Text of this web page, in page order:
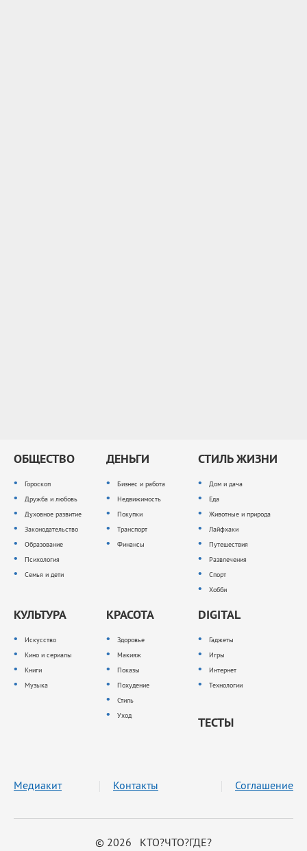
ОБЩЕСТВО
Гороскоп
Дружба и любовь
Духовное развитие
Законодательство
Образование
Психология
Семья и дети
ДЕНЬГИ
Бизнес и работа
Недвижимость
Покупки
Транспорт
Финансы
СТИЛЬ ЖИЗНИ
Дом и дача
Еда
Животные и природа
Лайфхаки
Путешествия
Развлечения
Спорт
Хобби
КУЛЬТУРА
Искусство
Кино и сериалы
Книги
Музыка
КРАСОТА
Здоровье
Макияж
Показы
Похудение
Стиль
Уход
DIGITAL
Гаджеты
Игры
Интернет
Технологии
ТЕСТЫ
© 2026 КТО?ЧТО?ГДЕ?
Медиакит Контакты Соглашение